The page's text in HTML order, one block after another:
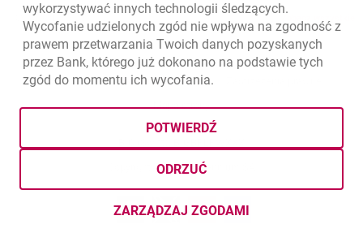
7.08.2026, 12:53:25
Ochrona danychotwiera się w nowej karcie
Ustawieniacookies
Mapa stronyotwiera się w nowej karcie
© Bank Millennium SA
Goodieotwiera się w nowej karcie
Twitterotwiera się w nowej karcie
YouTubeotwiera się w nowej karcie
LinkedIn
wykorzystywać innych technologii śledzących.
Wycofanie udzielonych zgód nie wpływa na zgodność z
prawem przetwarzania Twoich danych pozyskanych
przez Bank, którego już dokonano na podstawie tych
zgód do momentu ich wycofania.
ZARZĄDZAJ ZGODAMI
DOTYCZĄCYMI PLIKÓW
ODRZUĆ
POTWIERDŹ